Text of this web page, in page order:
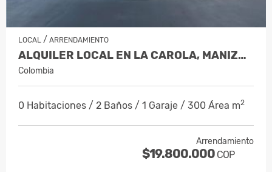
LOCAL / ARRENDAMIENTO
ALQUILER LOCAL EN LA CAROLA, MANIZALES…
Colombia
0 Habitaciones / 2 Baños / 1 Garaje / 300 Área m2
Arrendamiento
$19.800.000 COP